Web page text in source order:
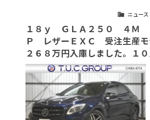
TUCとは？
納車blog
会社概要
ニュース
１８ｙ ＧＬＡ２５０ ４Ｍ
Ｐ レザーＥＸＣ 受注生産
２６８万円入庫しました。１